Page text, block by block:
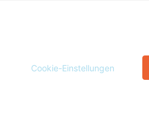
Cookie-Einstellungen